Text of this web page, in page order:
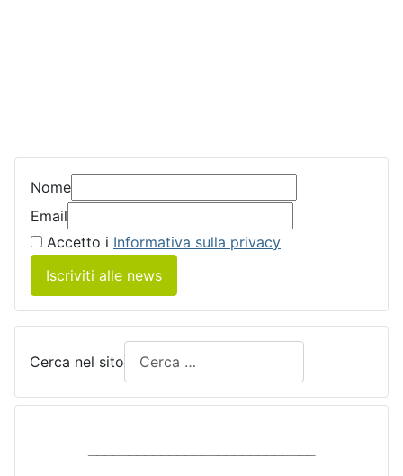
Nome
Email
Accetto i Informativa sulla privacy
Iscriviti alle news
Cerca nel sito